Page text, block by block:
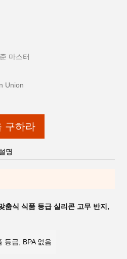
마스터
Union
구하라
명
춤식 식품 등급 실리콘 고무 반지 ,
등급, BPA 없음